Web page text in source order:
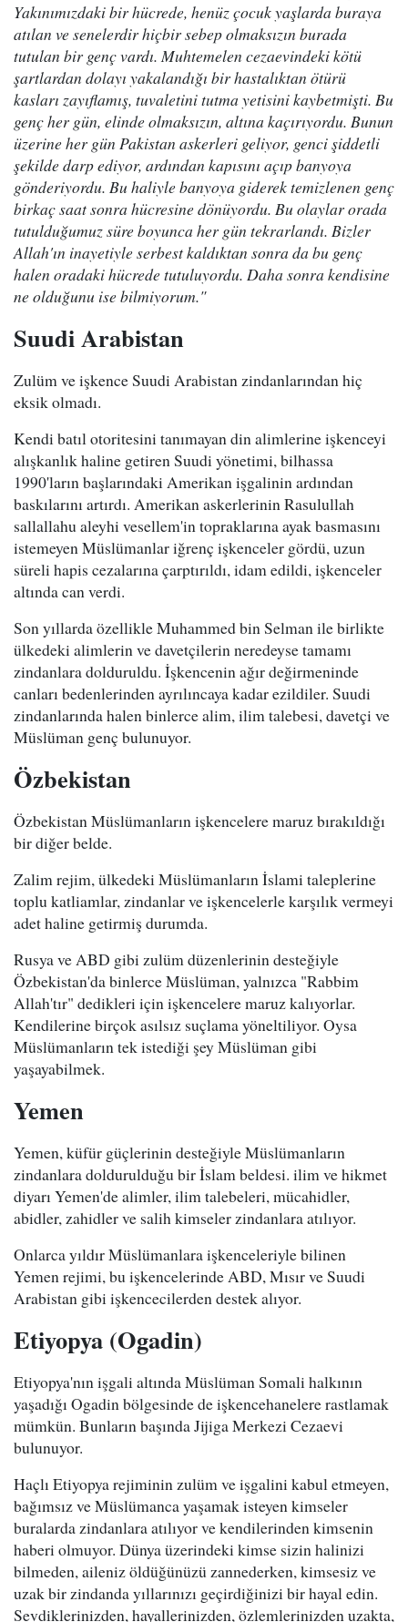
Yakınımızdaki bir hücrede, henüz çocuk yaşlarda buraya
atılan ve senelerdir hiçbir sebep olmaksızın burada
tutulan bir genç vardı. Muhtemelen cezaevindeki kötü
şartlardan dolayı yakalandığı bir hastalıktan ötürü
kasları zayıflamış, tuvaletini tutma yetisini kaybetmişti. Bu
genç her gün, elinde olmaksızın, altına kaçırıyordu. Bunun
üzerine her gün Pakistan askerleri geliyor, genci şiddetli
şekilde darp ediyor, ardından kapısını açıp banyoya
gönderiyordu. Bu haliyle banyoya giderek temizlenen genç
birkaç saat sonra hücresine dönüyordu. Bu olaylar orada
tutulduğumuz süre boyunca her gün tekrarlandı. Bizler
Allah'ın inayetiyle serbest kaldıktan sonra da bu genç
halen oradaki hücrede tutuluyordu. Daha sonra kendisine
ne olduğunu ise bilmiyorum."
Suudi Arabistan
Zulüm ve işkence Suudi Arabistan zindanlarından hiç
eksik olmadı.
Kendi batıl otoritesini tanımayan din alimlerine işkenceyi
alışkanlık haline getiren Suudi yönetimi, bilhassa
1990'ların başlarındaki Amerikan işgalinin ardından
baskılarını artırdı. Amerikan askerlerinin Rasulullah
sallallahu aleyhi vesellem'in topraklarına ayak basmasını
istemeyen Müslümanlar iğrenç işkenceler gördü, uzun
süreli hapis cezalarına çarptırıldı, idam edildi, işkenceler
altında can verdi.
Son yıllarda özellikle Muhammed bin Selman ile birlikte
ülkedeki alimlerin ve davetçilerin neredeyse tamamı
zindanlara dolduruldu. İşkencenin ağır değirmeninde
canları bedenlerinden ayrılıncaya kadar ezildiler. Suudi
zindanlarında halen binlerce alim, ilim talebesi, davetçi ve
Müslüman genç bulunuyor.
Özbekistan
Özbekistan Müslümanların işkencelere maruz bırakıldığı
bir diğer belde.
Zalim rejim, ülkedeki Müslümanların İslami taleplerine
toplu katliamlar, zindanlar ve işkencelerle karşılık vermeyi
adet haline getirmiş durumda.
Rusya ve ABD gibi zulüm düzenlerinin desteğiyle
Özbekistan'da binlerce Müslüman, yalnızca "Rabbim
Allah'tır" dedikleri için işkencelere maruz kalıyorlar.
Kendilerine birçok asılsız suçlama yöneltiliyor. Oysa
Müslümanların tek istediği şey Müslüman gibi
yaşayabilmek.
Yemen
Yemen, küfür güçlerinin desteğiyle Müslümanların
zindanlara doldurulduğu bir İslam beldesi. ilim ve hikmet
diyarı Yemen'de alimler, ilim talebeleri, mücahidler,
abidler, zahidler ve salih kimseler zindanlara atılıyor.
Onlarca yıldır Müslümanlara işkenceleriyle bilinen
Yemen rejimi, bu işkencelerinde ABD, Mısır ve Suudi
Arabistan gibi işkencecilerden destek alıyor.
Etiyopya (Ogadin)
Etiyopya'nın işgali altında Müslüman Somali halkının
yaşadığı Ogadin bölgesinde de işkencehanelere rastlamak
mümkün. Bunların başında Jijiga Merkezi Cezaevi
bulunuyor.
Haçlı Etiyopya rejiminin zulüm ve işgalini kabul etmeyen,
bağımsız ve Müslümanca yaşamak isteyen kimseler
buralarda zindanlara atılıyor ve kendilerinden kimsenin
haberi olmuyor. Dünya üzerindeki kimse sizin halinizi
bilmeden, aileniz öldüğünüzü zannederken, kimsesiz ve
uzak bir zindanda yıllarınızı geçirdiğinizi bir hayal edin.
Sevdiklerinizden, hayallerinizden, özlemlerinizden uzakta,